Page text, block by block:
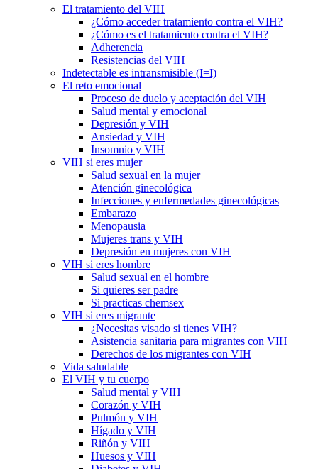
El tratamiento del VIH
¿Cómo acceder tratamiento contra el VIH?
¿Cómo es el tratamiento contra el VIH?
Adherencia
Resistencias del VIH
Indetectable es intransmisible (I=I)
El reto emocional
Proceso de duelo y aceptación del VIH
Salud mental y emocional
Depresión y VIH
Ansiedad y VIH
Insomnio y VIH
VIH si eres mujer
Salud sexual en la mujer
Atención ginecológica
Infecciones y enfermedades ginecológicas
Embarazo
Menopausia
Mujeres trans y VIH
Depresión en mujeres con VIH
VIH si eres hombre
Salud sexual en el hombre
Si quieres ser padre
Si practicas chemsex
VIH si eres migrante
¿Necesitas visado si tienes VIH?
Asistencia sanitaria para migrantes con VIH
Derechos de los migrantes con VIH
Vida saludable
El VIH y tu cuerpo
Salud mental y VIH
Corazón y VIH
Pulmón y VIH
Hígado y VIH
Riñón y VIH
Huesos y VIH